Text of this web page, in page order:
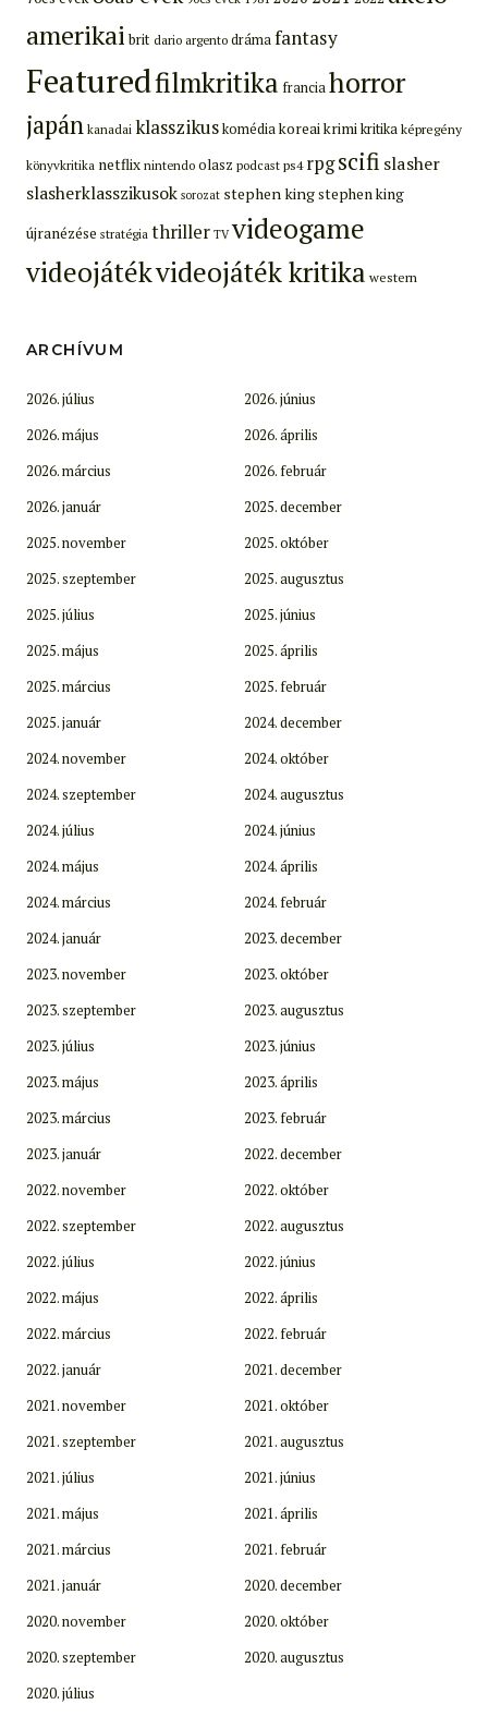
amerikaibrit dario argento drámafantasy
Featuredfilmkritika franciahorror
japán kanadai klasszikuskomédiakoreaikrimikritikaképregény
könyvkritika netflix nintendo olasz podcast ps4 rpgscifi slasher
slasherklasszikusok sorozat stephen kingstephen king
újranézése stratégia thriller TV videogame
videojátékvideojáték kritika western
ARCHÍVUM
2026. július
2026. június
2026. május
2026. április
2026. március
2026. február
2026. január
2025. december
2025. november
2025. október
2025. szeptember
2025. augusztus
2025. július
2025. június
2025. május
2025. április
2025. március
2025. február
2025. január
2024. december
2024. november
2024. október
2024. szeptember
2024. augusztus
2024. július
2024. június
2024. május
2024. április
2024. március
2024. február
2024. január
2023. december
2023. november
2023. október
2023. szeptember
2023. augusztus
2023. július
2023. június
2023. május
2023. április
2023. március
2023. február
2023. január
2022. december
2022. november
2022. október
2022. szeptember
2022. augusztus
2022. július
2022. június
2022. május
2022. április
2022. március
2022. február
2022. január
2021. december
2021. november
2021. október
2021. szeptember
2021. augusztus
2021. július
2021. június
2021. május
2021. április
2021. március
2021. február
2021. január
2020. december
2020. november
2020. október
2020. szeptember
2020. augusztus
2020. július